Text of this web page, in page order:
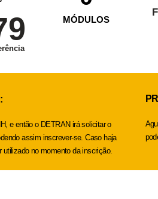
MÓDULOS
e então o DETRAN irá solicitar o
assim inscrever-se. Caso haja
no momento da inscrição.